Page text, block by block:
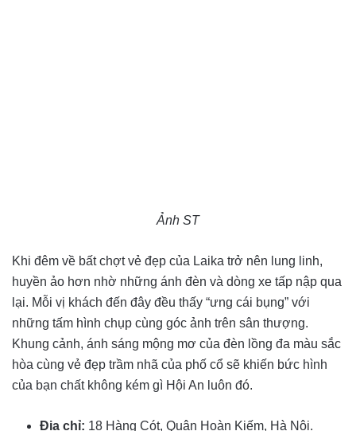
Ảnh ST
Khi đêm về bất chợt vẻ đẹp của Laika trở nên lung linh,
huyền ảo hơn nhờ những ánh đèn và dòng xe tấp nập qua
lại. Mỗi vị khách đến đây đều thấy “ưng cái bụng” với
những tấm hình chụp cùng góc ảnh trên sân thượng.
Khung cảnh, ánh sáng mộng mơ của đèn lồng đa màu sắc
hòa cùng vẻ đẹp trầm nhã của phố cổ sẽ khiến bức hình
của bạn chất không kém gì Hội An luôn đó.
Địa chỉ: 18 Hàng Cót, Quận Hoàn Kiếm, Hà Nội.